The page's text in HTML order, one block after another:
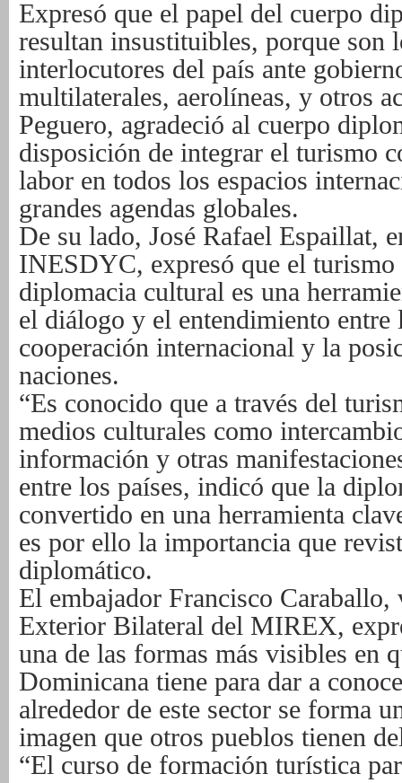
Expresó que el papel del cuerpo
resultan insustituibles, porque son
interlocutores del país ante
multilaterales, aerolíneas, y otros
Peguero, agradeció al cuerpo
disposición de integrar el turismo
labor en todos los espacios
grandes agendas globales.
De su lado, José Rafael Espaillat,
INESDYC, expresó que el turismo
diplomacia cultural es una
el diálogo y el entendimiento entre
cooperación internacional y la
naciones.
“Es conocido que a través del
medios culturales como
información y otras
entre los países, indicó que la
convertido en una herramienta
es por ello la importancia que
diplomático.
El embajador Francisco
Exterior Bilateral del MIREX,
una de las formas más visibles en
Dominicana tiene para dar a
alrededor de este sector se forma
imagen que otros pueblos tienen
“El curso de formación turística